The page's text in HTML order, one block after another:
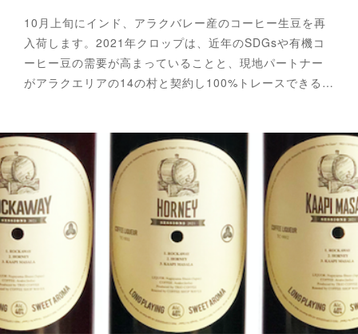
10月上旬にインド、アラクバレー産のコーヒー生豆を再
入荷します。2021年クロップは、近年のSDGsや有機コ
ーヒー豆の需要が高まっていることと、現地パートナー
がアラクエリアの14の村と契約し100%トレースできる…